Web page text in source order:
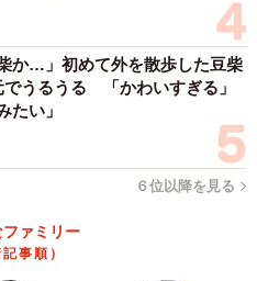
ました。
しにされた結果…銀行へ
たんですか…ひどいです
解約したかったけど、内容
グチる私。
か…」初めて外を散歩した豆柴
うるうる 「かわいすぎる」
たい」
６位以降を見る
ファミリー
記事順）